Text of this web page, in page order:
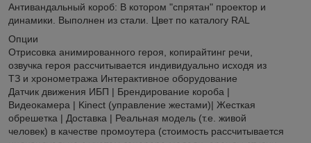
Антивандальный короб: В котором "спрятан" проектор и
динамики. Выполнен из стали. Цвет по каталогу RAL
Опции
Отрисовка анимированного героя, копирайтинг речи,
озвучка героя рассчитывается индивидуально исходя из
ТЗ и хронометража Интерактивное оборудование
Датчик движения ИБП | Брендирование короба |
Видеокамера | Kinect (управление жестами)| Жесткая
обрешетка | Доставка | Реальная модель (т.е. живой
человек) в качестве промоутера (стоимость рассчитывается